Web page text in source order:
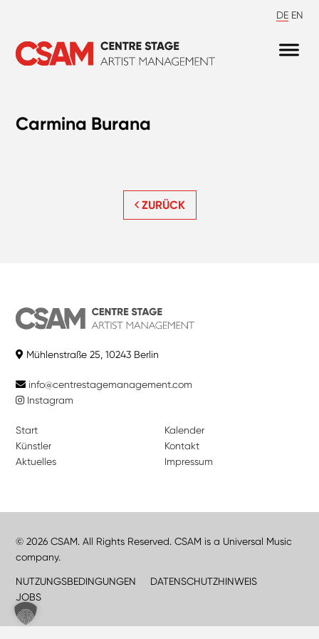
DE EN
Carmina Burana
ZURÜCK
Mühlenstraße 25, 10243 Berlin
info@centrestagemanagement.com
Instagram
Start
Künstler
Aktuelles
Kalender
Kontakt
Impressum
© 2026 CSAM. All Rights Reserved. CSAM is a Universal Music
company.
NUTZUNGSBEDINGUNGEN
DATENSCHUTZHINWEIS
JOBS